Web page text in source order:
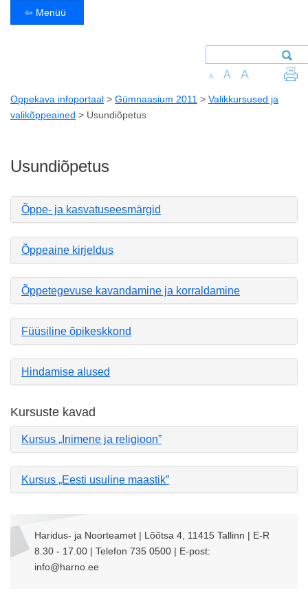
⇦ Menüü
A A A
Oppekava infoportaal > Gümnaasium 2011 > Valikkursused ja
valikõppeained > Usundiõpetus
Usundiõpetus
Õppe- ja kasvatuseesmärgid
Õppeaine kirjeldus
Õppetegevuse kavandamine ja korraldamine
Füüsiline õpikeskkond
Hindamise alused
Kursuste kavad
Kursus „Inimene ja religioon”
Kursus „Eesti usuline maastik”
Haridus- ja Noorteamet | Lõõtsa 4, 11415 Tallinn | E-R
8.30 - 17.00 | Telefon 735 0500 | E-post:
info@harno.ee